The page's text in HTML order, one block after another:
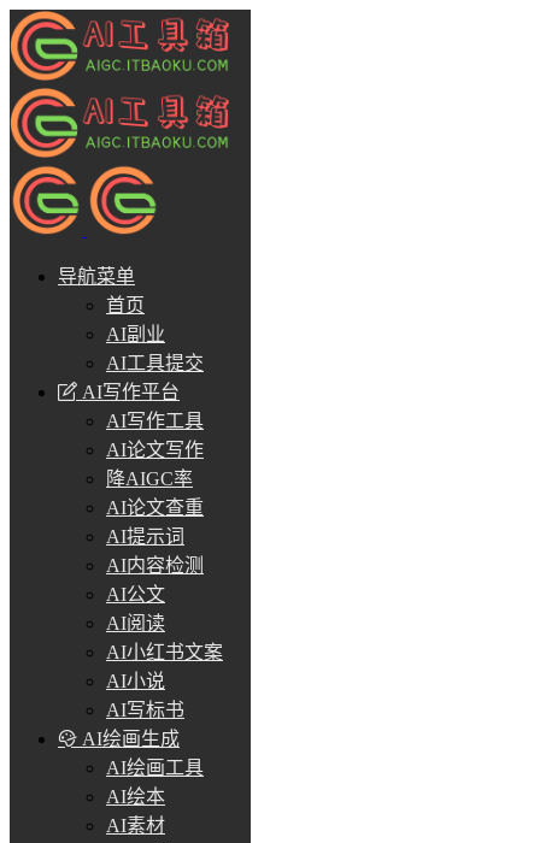
导航菜单
首页
AI副业
AI工具提交
AI写作平台
AI写作工具
AI论文写作
降AIGC率
AI论文查重
AI提示词
AI内容检测
AI公文
AI阅读
AI小红书文案
AI小说
AI写标书
AI绘画生成
AI绘画工具
AI绘本
AI素材